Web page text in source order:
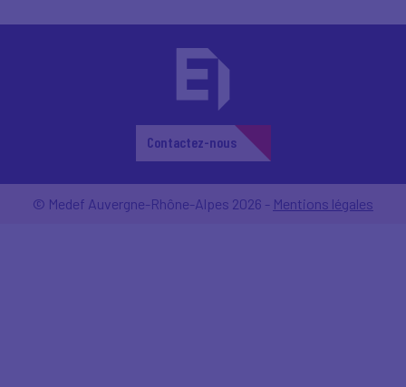
Contactez-nous
© Medef Auvergne-Rhône-Alpes 2026 - Mentions légales